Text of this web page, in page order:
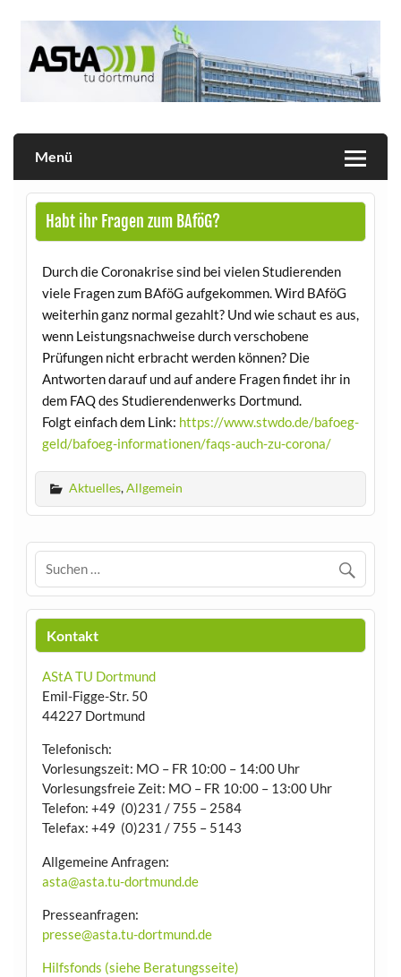
Menü
Habt ihr Fragen zum BAföG?
Durch die Coronakrise sind bei vielen Studierenden
viele Fragen zum BAföG aufgekommen. Wird BAföG
weiterhin ganz normal gezahlt? Und wie schaut es aus,
wenn Leistungsnachweise durch verschobene
Prüfungen nicht erbracht werden können? Die
Antworten darauf und auf andere Fragen findet ihr in
dem FAQ des Studierendenwerks Dortmund.
Folgt einfach dem Link: https://www.stwdo.de/bafoeg-
geld/bafoeg-informationen/faqs-auch-zu-corona/
Aktuelles,Allgemein
Kontakt
AStA TU Dortmund
Emil-Figge-Str. 50
44227 Dortmund
Telefonisch:
Vorlesungszeit: MO – FR 10:00 – 14:00 Uhr
Vorlesungsfreie Zeit: MO – FR 10:00 – 13:00 Uhr
Telefon: +49 (0)231 / 755 – 2584
Telefax: +49 (0)231 / 755 – 5143
Allgemeine Anfragen:
asta@asta.tu-dortmund.de
Presseanfragen:
presse@asta.tu-dortmund.de
Hilfsfonds (siehe Beratungsseite)